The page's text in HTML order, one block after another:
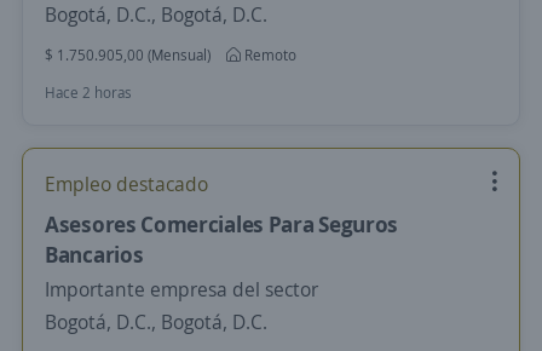
Bogotá, D.C., Bogotá, D.C.
$ 1.750.905,00 (Mensual)
Remoto
Hace 2 horas
Empleo destacado
Asesores Comerciales Para Seguros
Bancarios
Importante empresa del sector
Bogotá, D.C., Bogotá, D.C.